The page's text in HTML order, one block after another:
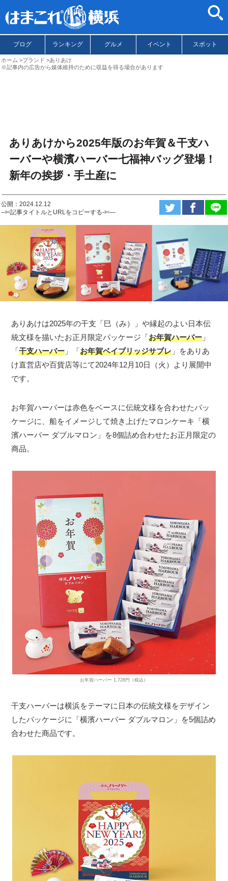
ブログ ランキング グルメ イベント スポット
ホーム ブランド
ありあけ
※記事内の広告から媒体維持のために収益を得る場合があります
ありあけから2025年版のお年賀＆干支ハ
ーバーや横濱ハーバー七福神バッグ登場！
新年の挨拶・手土産に
公開：2024.12.12
--✄記事タイトルとURLをコピーする-✄—
ありあけは2025年の干支「巳（み）」や縁起のよい日本伝
統文様を描いたお正月限定パッケージ「お年賀ハーバー 」
「干支ハーバー 」「お年賀ベイブリッジサブレ 」をありあ
け直営店や百貨店等にて2024年12月10日（火）より展開中
です。
お年賀ハーバーは赤色をベースに伝統文様を合わせたパッ
ケージに、船をイメージして焼き上げたマロンケーキ「横
濱ハーバー ダブルマロン」を8個詰め合わせたお正月限定の
商品。
お年賀ハーバー 1,728円（税込）
干支ハーバーは横浜をテーマに日本の伝統文様をデザイン
したパッケージに「横濱ハーバー ダブルマロン」を5個詰め
合わせた商品です。